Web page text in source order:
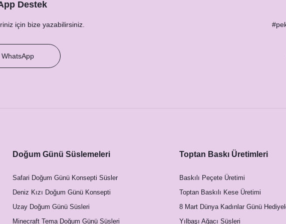
Soft Pembe Çiçekler Konsept Şeffaf Pleksi Magnet
23,00 TL
Destek
için bize yazabilirsiniz.
WhatsApp
Doğum Günü Süslemeleri
Safari Doğum Günü Konsepti Süsler
Deniz Kızı Doğum Günü Konsepti
Uzay Doğum Günü Süsleri
Minecraft Tema Doğum Günü Süsleri
Toptan Baskı Üretimleri
Baskılı Peçete Üretimi
Toptan Baskılı Kese Üretimi
8 Mart Dünya Kadınlar Günü
Yılbaşı Ağacı Süsleri